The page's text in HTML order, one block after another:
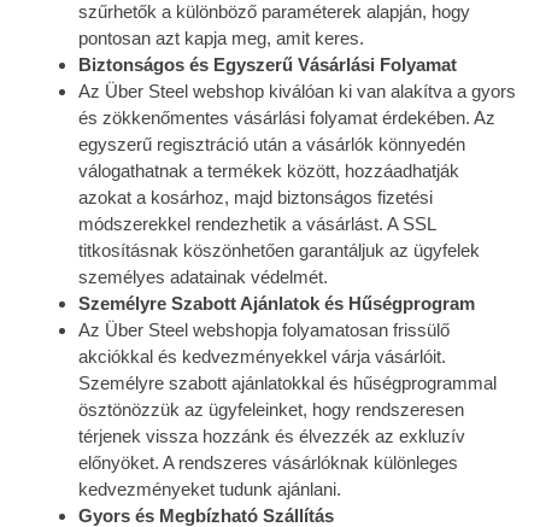
szűrhetők a különböző paraméterek alapján, hogy
pontosan azt kapja meg, amit keres.
Biztonságos és Egyszerű Vásárlási Folyamat
Az Über Steel webshop kiválóan ki van alakítva a gyors
és zökkenőmentes vásárlási folyamat érdekében. Az
egyszerű regisztráció után a vásárlók könnyedén
válogathatnak a termékek között, hozzáadhatják
azokat a kosárhoz, majd biztonságos fizetési
módszerekkel rendezhetik a vásárlást. A SSL
titkosításnak köszönhetően garantáljuk az ügyfelek
személyes adatainak védelmét.
Személyre Szabott Ajánlatok és Hűségprogram
Az Über Steel webshopja folyamatosan frissülő
akciókkal és kedvezményekkel várja vásárlóit.
Személyre szabott ajánlatokkal és hűségprogrammal
ösztönözzük az ügyfeleinket, hogy rendszeresen
térjenek vissza hozzánk és élvezzék az exkluzív
előnyöket. A rendszeres vásárlóknak különleges
kedvezményeket tudunk ajánlani.
Gyors és Megbízható Szállítás